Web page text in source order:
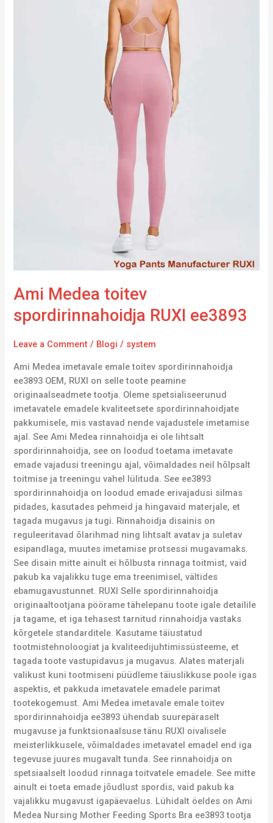
Ami Medea toitev
spordirinnahoidja RUXI ee3893
Leave a Comment / Blogi / system
Ami Medea imetavale emale toitev spordirinnahoidja
ee3893 OEM, RUXI on selle toote peamine
originaalseadmete tootja. Oleme spetsialiseerunud
imetavatele emadele kvaliteetsete spordirinnahoidjate
pakkumisele, mis vastavad nende vajadustele imetamise
ajal. See Ami Medea rinnahoidja ei ole lihtsalt
spordirinnahoidja, see on loodud toetama imetavate
emade vajadusi treeningu ajal, võimaldades neil hõlpsalt
toitmise ja treeningu vahel lülituda. See ee3893
spordirinnahoidja on loodud emade erivajadusi silmas
pidades, kasutades pehmeid ja hingavaid materjale, et
tagada mugavus ja tugi. Rinnahoidja disainis on
reguleeritavad õlarihmad ning lihtsalt avatav ja suletav
esipandlaga, muutes imetamise protsessi mugavamaks.
See disain mitte ainult ei hõlbusta rinnaga toitmist, vaid
pakub ka vajalikku tuge ema treenimisel, vältides
ebamugavustunnet. RUXI Selle spordirinnahoidja
originaaltootjana pöörame tähelepanu toote igale detailile
ja tagame, et iga tehasest tarnitud rinnahoidja vastaks
kõrgetele standarditele. Kasutame täiustatud
tootmistehnoloogiat ja kvaliteedijuhtimissüsteeme, et
tagada toote vastupidavus ja mugavus. Alates materjali
valikust kuni tootmiseni püüdleme täiuslikkuse poole igas
aspektis, et pakkuda imetavatele emadele parimat
tootekogemust. Ami Medea imetavale emale toitev
spordirinnahoidja ee3893 ühendab suurepäraselt
mugavuse ja funktsionaalsuse tänu RUXI oivalisele
meisterlikkusele, võimaldades imetavatel emadel end iga
tegevuse juures mugavalt tunda. See rinnahoidja on
spetsiaalselt loodud rinnaga toitvatele emadele. See mitte
ainult ei toeta emade jõudlust spordis, vaid pakub ka
vajalikku mugavust igapäevaelus. Lühidalt öeldes on Ami
Medea Nursing Mother Feeding Sports Bra ee3893 tootja